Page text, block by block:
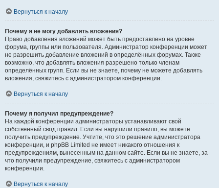
Вернуться к началу
Почему я не могу добавлять вложения?
Право добавления вложений может быть предоставлено на уровне
форума, группы или пользователя. Администратор конференции может
не разрешить добавление вложений в определённых форумах. Также
возможно, что добавлять вложения разрешено только членам
определённых групп. Если вы не знаете, почему не можете добавлять
вложения, свяжитесь с администратором конференции.
Вернуться к началу
Почему я получил предупреждение?
На каждой конференции администраторы устанавливают свой
собственный свод правил. Если вы нарушили правило, вы можете
получить предупреждение. Учтите, что это решение администратора
конференции, и phpBB Limited не имеет никакого отношения к
предупреждениям, вынесенным на данном сайте. Если вы не знаете, за
что получили предупреждение, свяжитесь с администратором
конференции.
Вернуться к началу